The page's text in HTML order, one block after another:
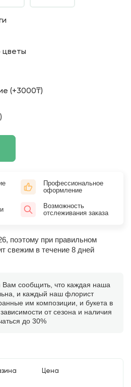
цветы
(+3000₸)
Профессиональное
оформление
Возможность
отслеживания заказа
поэтому при правильном
свежим в течение 8 дней
Вам сообщить, что каждая наша
и каждый наш флорист
им композиции, и букета в
от сезона и наличия
до 30%
Цена